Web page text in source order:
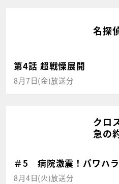
名探
第4話 超戦慄展開
8月7日(金)放送分
クロ
急の
＃5 病院激震！パワハ
8月4日(火)放送分